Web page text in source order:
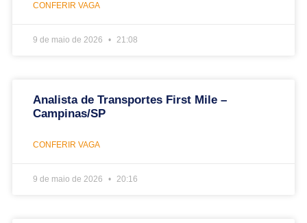
CONFERIR VAGA
9 de maio de 2026 21:08
Analista de Transportes First Mile –
Campinas/SP
CONFERIR VAGA
9 de maio de 2026 20:16